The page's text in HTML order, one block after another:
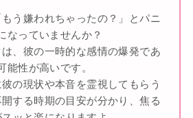
もう嫌われちゃったの？」とパニ
なっていませんか？
、彼の一時的な感情の爆発であ
能性が高いです。
の現状や本音を霊視してもらう
する時期の目安が分かり、焦る